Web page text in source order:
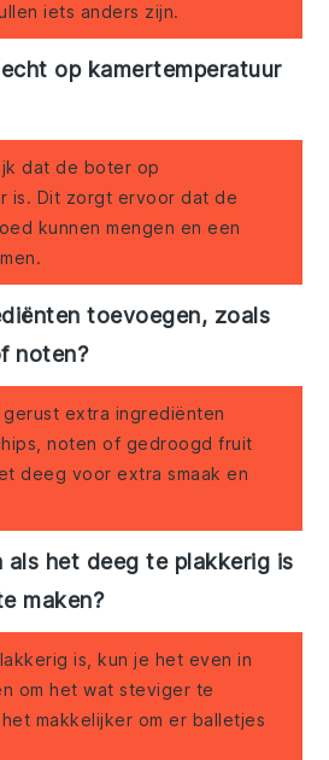
iets anders zijn.
op kamertemperatuur
dat de boter op
is. Dit zorgt ervoor dat de
kunnen mengen en een
toevoegen, zoals
noten?
extra ingrediënten
noten of gedroogd fruit
deeg voor extra smaak en
als het deeg te plakkerig is
maken?
is, kun je het even in
om het wat steviger te
makkelijker om er balletjes